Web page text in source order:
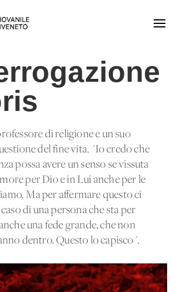
di religione e un suo
del fine vita. "Io credo che
possa avere un senso se vissuta
per Dio e in Lui anche per le
Ma per affermare questo ci
di una persona che sta per
una fede grande, che non
dentro. Questo lo capisco".